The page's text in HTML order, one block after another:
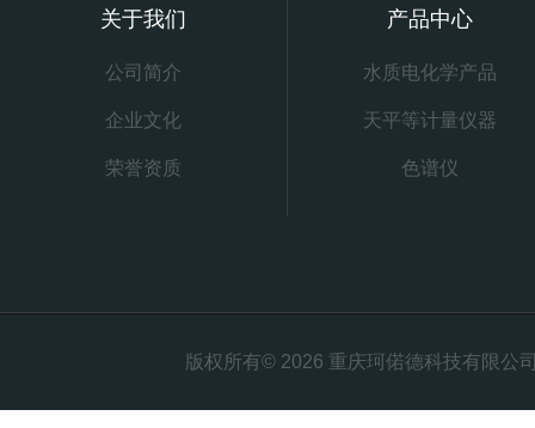
关于我们
公司简介
企业文化
荣誉资质
产品中心
水质电化学产品
天平等计量仪器
色谱仪
版权所有© 2026 重庆珂偌德科技有限